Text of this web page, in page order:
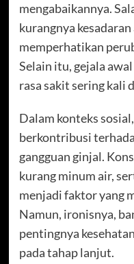
mengabaikannya.
kurangnya
memperhatikan
Selain itu, gejala
rasa sakit sering kali
Dalam konteks
berkontribusi
gangguan ginjal.
kurang minum air,
menjadi faktor yang
Namun, ironisnya,
pentingnya
pada tahap lanjut.